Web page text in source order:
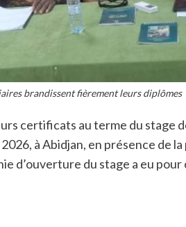
brandissent fièrement leurs diplômes
certificats au terme du stage
à Abidjan, en présence de
du stage a eu pour